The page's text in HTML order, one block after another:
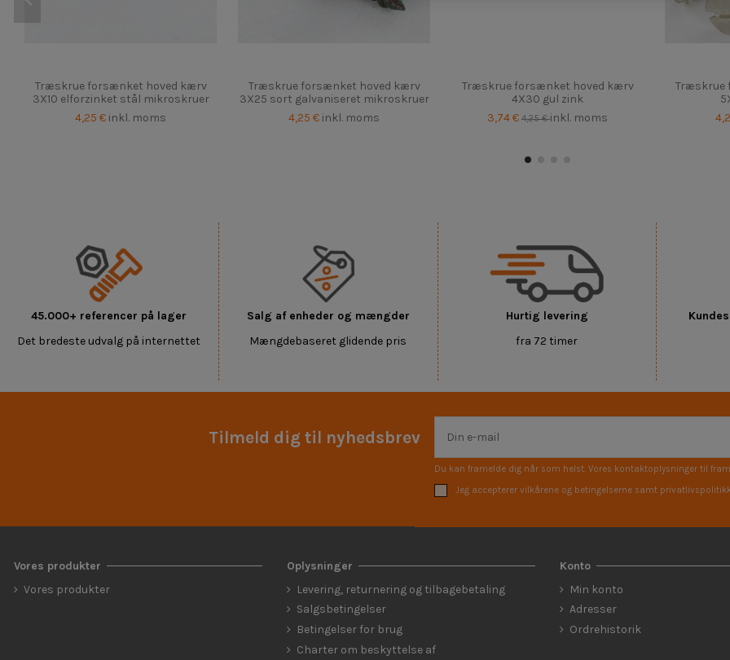
Træskrue forsænket hoved kærv
3X10 elforzinket stål mikroskruer
4,25 € inkl. moms
Træskrue forsænket hoved kærv
3X25 sort galvaniseret mikroskruer
4,25 € inkl. moms
Træskrue forsænket hoved kærv
4X30 gul zink
3,74 € 4,25 €inkl. moms
Træskrue
45.000+ referencer på lager
Det bredeste udvalg på internettet
Salg af enheder og mængder
Mængdebaseret glidende pris
Hurtig levering
fra 72 timer
Tilmeld dig til nyhedsbrev
Du kan framelde dig når som helst. Vores kontaktoplysninger til
Jeg accepterer vilkårene og betingelserne samt
Vores produkter
Vores produkter
Oplysninger
Levering, returnering og tilbagebetaling
Salgsbetingelser
Betingelser for brug
Charter om beskyttelse af
Konto
Min konto
Adresser
Ordrehistorik